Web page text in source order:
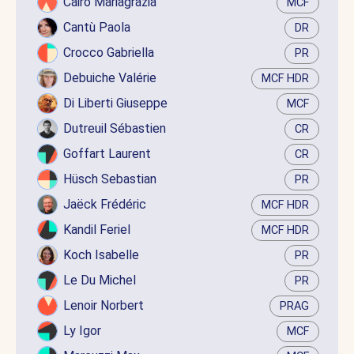
MCF
Cantù Paola DR
Crocco Gabriella PR
Debuiche Valérie MCF HDR
Di Liberti Giuseppe MCF
Dutreuil Sébastien CR
Goffart Laurent CR
Hüsch Sebastian PR
Jaëck Frédéric MCF HDR
Kandil Feriel MCF HDR
Koch Isabelle PR
Le Du Michel PR
Lenoir Norbert PRAG
Ly Igor MCF